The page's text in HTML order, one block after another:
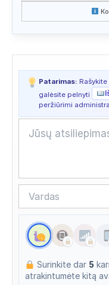
Apsilankyta
Apsilankyta
Apsilankyta
Apsilankyta
Apsilankyta
Patarimas:
galėsite pelnyti
peržiūrimi
Surinkite dar 5
atrakintumėte kitą